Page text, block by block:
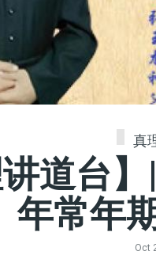
真
讲道台
年常年
Oct